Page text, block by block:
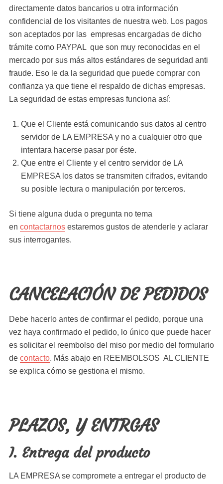
directamente datos bancarios u otra información
confidencial de los visitantes de nuestra web. Los pagos
son aceptados por las empresas encargadas de dicho
trámite como PAYPAL que son muy reconocidas en el
mercado por sus más altos estándares de seguridad anti
fraude. Eso le da la seguridad que puede comprar con
confianza ya que tiene el respaldo de dichas empresas.
La seguridad de estas empresas funciona así:
Que el Cliente está comunicando sus datos al centro
servidor de LA EMPRESA y no a cualquier otro que
intentara hacerse pasar por éste.
Que entre el Cliente y el centro servidor de LA
EMPRESA los datos se transmiten cifrados, evitando
su posible lectura o manipulación por terceros.
Si tiene alguna duda o pregunta no tema
en contactarnosestaremos gustos de atenderle y aclarar
sus interrogantes.
CANCELACIÓN DE PEDIDOS
Debe hacerlo antes de confirmar el pedido, porque una
vez haya confirmado el pedido, lo único que puede hacer
es solicitar el reembolso del miso por medio del formulario
de contacto. Más abajo en REEMBOLSOS AL CLIENTE
se explica cómo se gestiona el mismo.
PLAZOS, Y ENTRGAS
I. Entrega del producto
LA EMPRESA se compromete a entregar el producto de